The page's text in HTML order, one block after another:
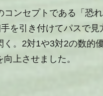
コンセプトである「恐
を引き付けてパスで
。 2対1や3対2の数的
上させました。